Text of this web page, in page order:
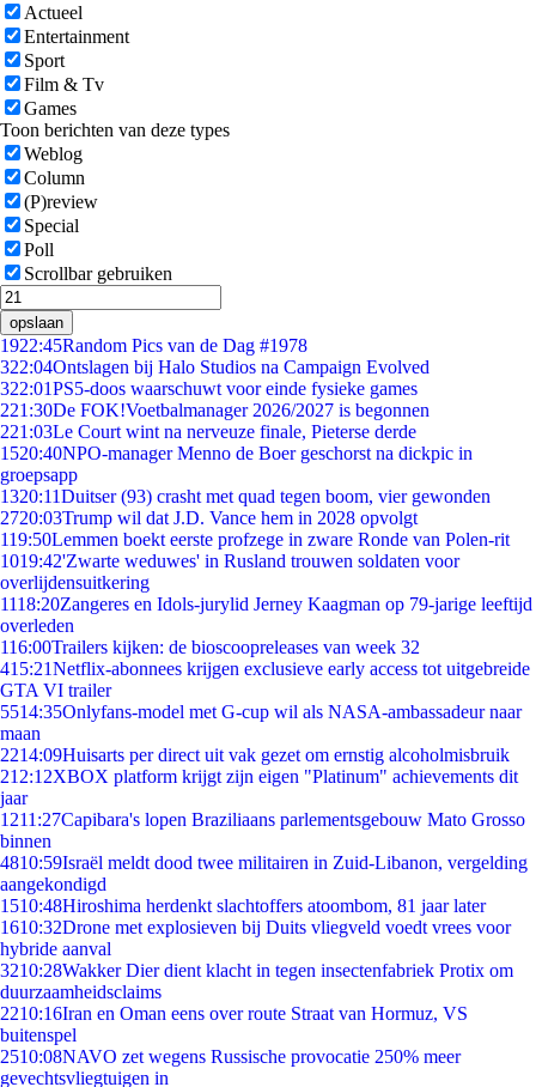
Actueel
Entertainment
Sport
Film & Tv
Games
Toon berichten van deze types
Weblog
Column
(P)review
Special
Poll
Scrollbar gebruiken
opslaan
1922:45Random Pics van de Dag #1978
322:04Ontslagen bij Halo Studios na Campaign Evolved
322:01PS5-doos waarschuwt voor einde fysieke games
221:30De FOK!Voetbalmanager 2026/2027 is begonnen
221:03Le Court wint na nerveuze finale, Pieterse derde
1520:40NPO-manager Menno de Boer geschorst na dickpic in
groepsapp
1320:11Duitser (93) crasht met quad tegen boom, vier gewonden
2720:03Trump wil dat J.D. Vance hem in 2028 opvolgt
119:50Lemmen boekt eerste profzege in zware Ronde van Polen-rit
1019:42'Zwarte weduwes' in Rusland trouwen soldaten voor
overlijdensuitkering
1118:20Zangeres en Idols-jurylid Jerney Kaagman op 79-jarige leeftijd
overleden
116:00Trailers kijken: de bioscoopreleases van week 32
415:21Netflix-abonnees krijgen exclusieve early access tot uitgebreide
GTA VI trailer
5514:35Onlyfans-model met G-cup wil als NASA-ambassadeur naar
maan
2214:09Huisarts per direct uit vak gezet om ernstig alcoholmisbruik
212:12XBOX platform krijgt zijn eigen "Platinum" achievements dit
jaar
1211:27Capibara's lopen Braziliaans parlementsgebouw Mato Grosso
binnen
4810:59Israël meldt dood twee militairen in Zuid-Libanon, vergelding
aangekondigd
1510:48Hiroshima herdenkt slachtoffers atoombom, 81 jaar later
1610:32Drone met explosieven bij Duits vliegveld voedt vrees voor
hybride aanval
3210:28Wakker Dier dient klacht in tegen insectenfabriek Protix om
duurzaamheidsclaims
2210:16Iran en Oman eens over route Straat van Hormuz, VS
buitenspel
2510:08NAVO zet wegens Russische provocatie 250% meer
gevechtsvliegtuigen in